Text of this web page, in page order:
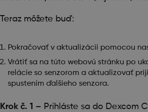
Teraz môžete buď:
Pokračovať v aktualizácii pomocou
Vrátiť sa na túto webovú stránku po
relácie so senzorom a aktualizovať
spustením ďalšieho senzora.
Krok č. 1 – Prihláste sa do Dexcom